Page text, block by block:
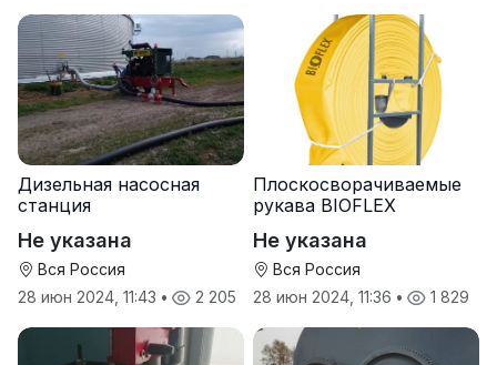
Дизельная насосная
станция
Не указана
Вся Россия
28 июн 2024, 11:43 • 2 205
Плоскосворачиваемые
рукава BIOFLEX
Не указана
Вся Россия
28 июн 2024, 11:36 • 1 829